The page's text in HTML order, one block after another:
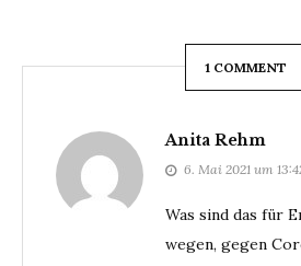
1 COMMENT
Anita Rehm
6. Mai 2021 um
Was sind das für
wegen, gegen